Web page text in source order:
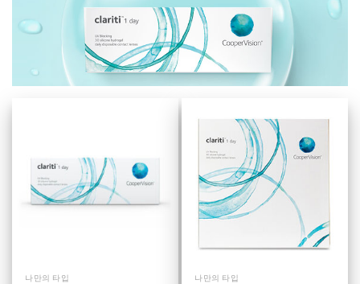
나만의 타입 나만의 타입